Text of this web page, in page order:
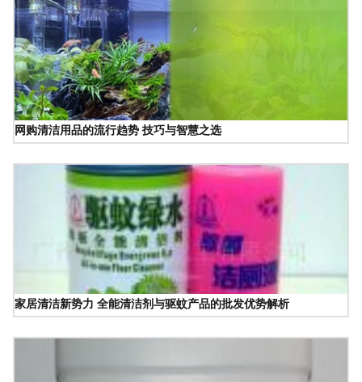
网购清洁用品的流行趋势 技巧与智慧之选
家居清洁新势力 全能清洁剂与驱蚊产品的批发优势解析